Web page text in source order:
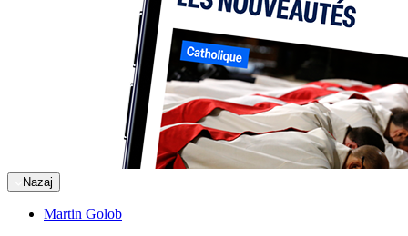
Nazaj
Martin Golob